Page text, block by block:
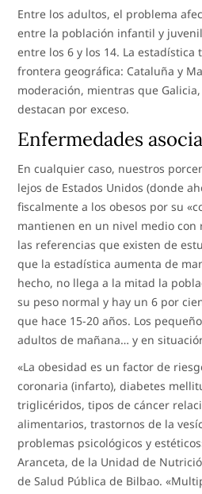
Entre los adultos, el problema
entre la población infantil y
entre los 6 y los 14. La
frontera geográfica: Cataluña y
moderación, mientras que
destacan por exceso.
Enfermedades
En cualquier caso, nuestros
lejos de Estados Unidos (donde
fiscalmente a los obesos por su
mantienen en un nivel medio con
las referencias que existen de
que la estadística aumenta de
hecho, no llega a la mitad la
su peso normal y hay un 6 por
que hace 15-20 años. Los
adultos de mañana… y en
«La obesidad es un factor de
coronaria (infarto), diabetes
triglicéridos, tipos de cáncer
alimentarios, trastornos de la
problemas psicológicos y
Aranceta, de la Unidad de
de Salud Pública de Bilbao.